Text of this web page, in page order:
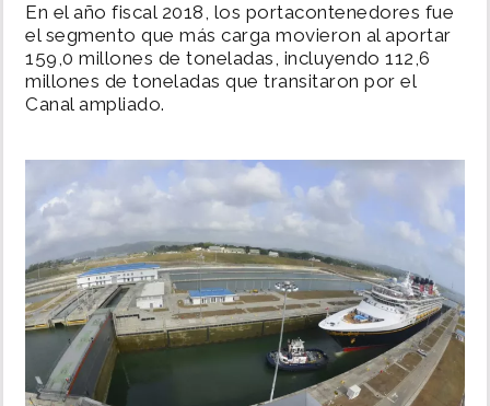
POLÍTICA
SHOW
INSÓLITAS
MULTIMEDIA
En el año fiscal 2018, los portacontenedores fue
el segmento que más carga movieron al aportar
159,0 millones de toneladas, incluyendo 112,6
millones de toneladas que transitaron por el
Canal ampliado.